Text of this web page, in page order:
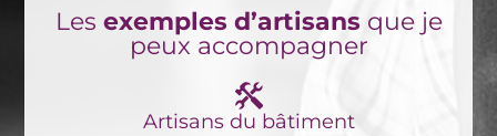
Les exemples d’artisansque je
peux accompagner
Artisans du bâtiment